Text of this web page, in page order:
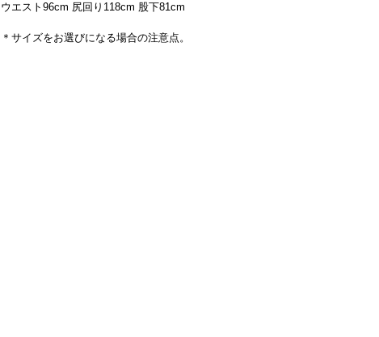
ウエスト96cm 尻回り118cm 股下81cm
＊サイズをお選びになる場合の注意点。